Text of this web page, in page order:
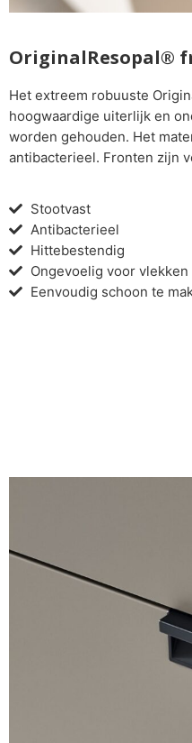
OriginalResopal®
Het extreem robuuste
hoogwaardige uiterlijk en
worden gehouden. Het
antibacterieel. Fronten zijn
Stootvast
Antibacterieel
Hittebestendig
Ongevoelig voor vlekken
Eenvoudig schoon te